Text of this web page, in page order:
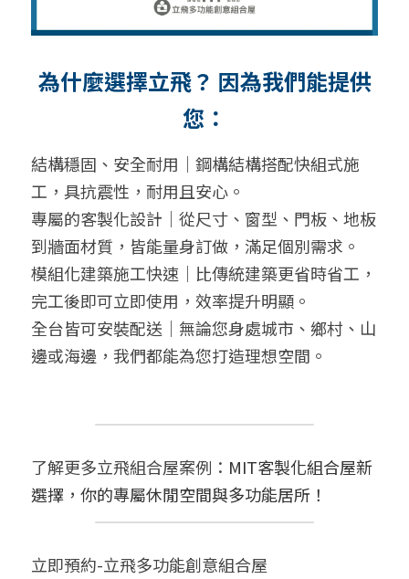
為什麼選擇立飛？ 因為我們能提供
您：
結構穩固、安全耐用｜鋼構結構搭配快組式施
工，具抗震性，耐用且安心。
專屬的客製化設計｜從尺寸、窗型、門板、地板
到牆面材質，皆能量身訂做，滿足個別需求。
模組化建築施工快速｜比傳統建築更省時省工，
完工後即可立即使用，效率提升明顯。
全台皆可安裝配送｜無論您身處城市、鄉村、山
邊或海邊，我們都能為您打造理想空間。
了解更多立飛組合屋案例： MIT客製化組合屋新
選擇，你的專屬休閒空間與多功能居所！
立即預約-立飛多功能創意組合屋